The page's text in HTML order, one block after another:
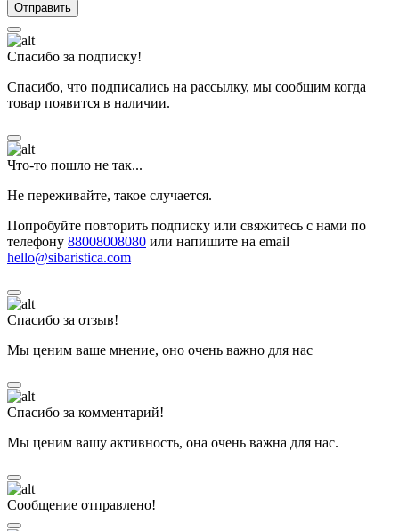
Спасибо за подписку!
Спасибо, что подписались на рассылку, мы сообщим когда
товар появится в наличии.
Что-то пошло не так...
Не переживайте, такое случается.
Попробуйте повторить подписку или свяжитесь с нами по
телефону 88008008080 или напишите на email
hello@sibaristica.com
Спасибо за отзыв!
Мы ценим ваше мнение, оно очень важно для нас
Спасибо за комментарий!
Мы ценим вашу активность, она очень важна для нас.
Сообщение отправлено!